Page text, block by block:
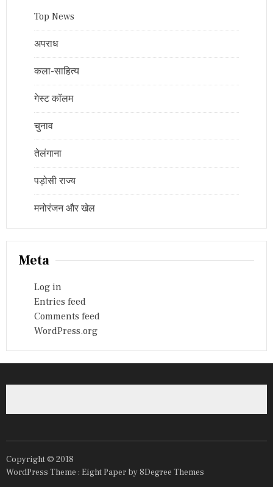
Top News
अपराध
कला-साहित्य
गेस्ट कॉलम
चुनाव
तेलंगाना
पड़ोसी राज्य
मनोरंजन और खेल
Meta
Log in
Entries feed
Comments feed
WordPress.org
Copyright © 2018
WordPress Theme : Eight Paper by 8Degree Themes